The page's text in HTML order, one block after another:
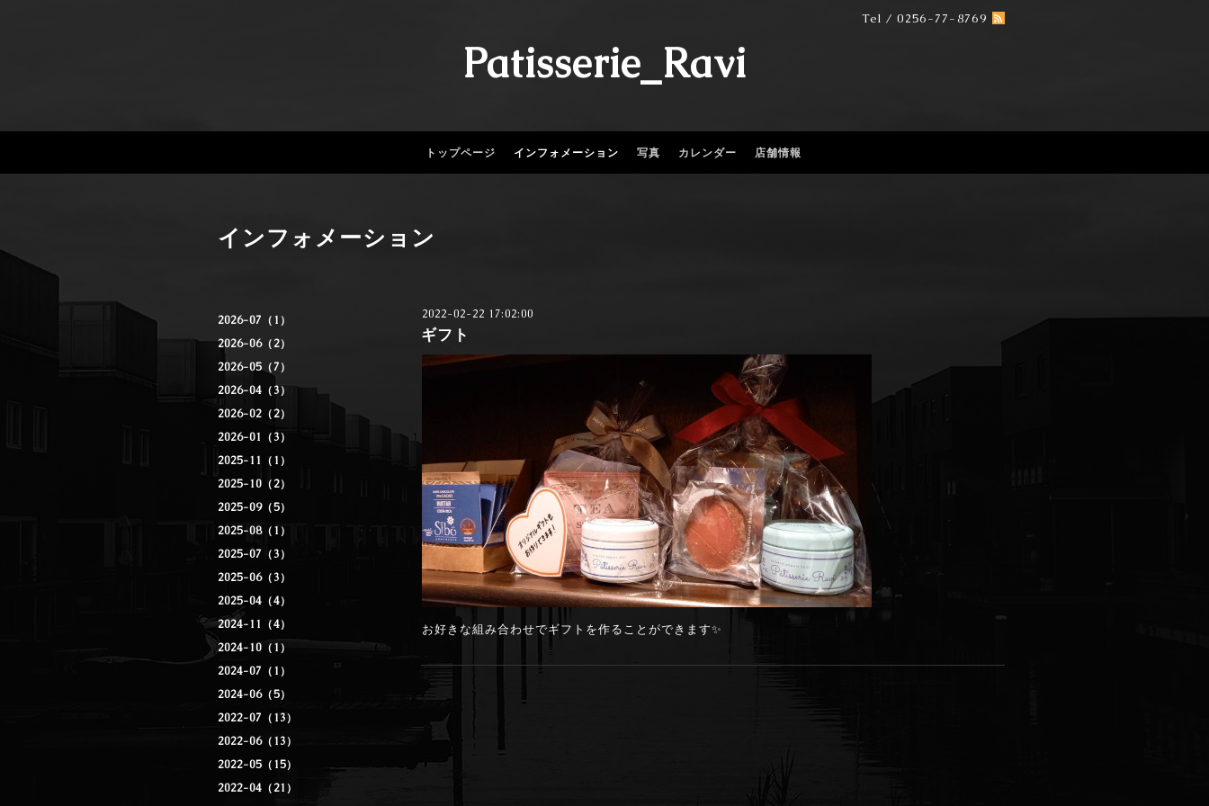
Tel / 0256-77-8769
Patisserie_Ravi
トップページ インフォメーション 写真 カレンダー 店舗情報
2026-07（1）
2026-06（2）
2026-05（7）
2026-04（3）
2026-02（2）
2026-01（3）
2025-11（1）
2025-10（2）
2025-09（5）
2025-08（1）
2025-07（3）
2025-06（3）
2025-04（4）
2024-11（4）
2024-10（1）
2024-07（1）
2024-06（5）
2022-07（13）
2022-06（13）
2022-05（15）
2022-04（21）
インフォメーション
2022-02-22 17:02:00
ギフト
お好きな組み合わせでギフトを作ることができます✨